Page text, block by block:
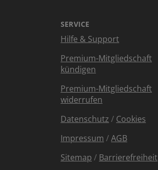
SERVICE
Hilfe & Support
Premium-Mitgliedschaft
kündigen
Premium-Mitgliedschaft
widerrufen
Datenschutz / Cookies
Impressum /AGB
Sitemap / Barrierefreiheit